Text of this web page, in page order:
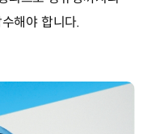
해야 합니다.